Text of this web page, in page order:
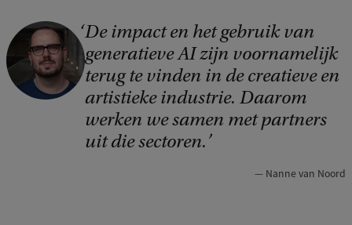
De impact en het gebruik van
generatieve AI zijn voornamelijk
terug te vinden in de creatieve en
artistieke industrie. Daarom
werken we samen met partners
uit die sectoren.
Nanne van Noord